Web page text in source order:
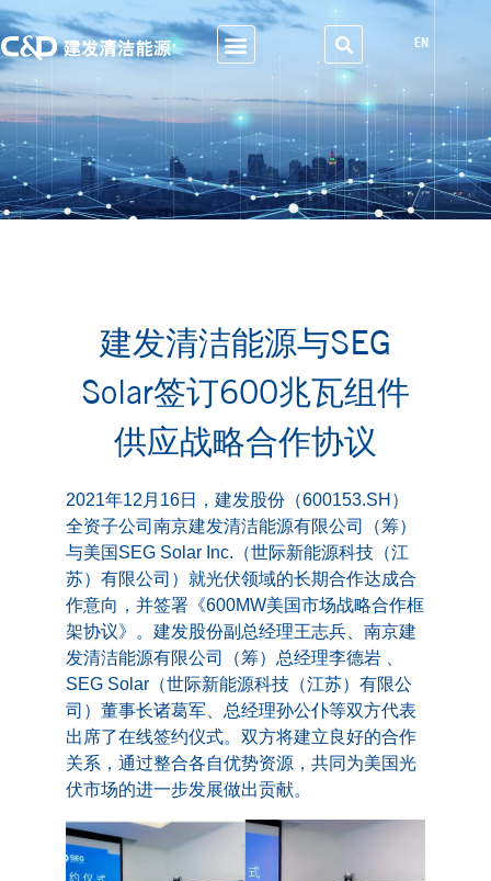
EN
建发清洁能源与SEG
Solar签订600兆瓦组件
供应战略合作协议
2021年12月16日，建发股份（600153.SH）
全资子公司南京建发清洁能源有限公司（筹）
与美国SEG Solar Inc.（世际新能源科技（江
苏）有限公司）就光伏领域的长期合作达成合
作意向，并签署《600MW美国市场战略合作框
架协议》。建发股份副总经理王志兵、南京建
发清洁能源有限公司（筹）总经理李德岩 、
SEG Solar（世际新能源科技（江苏）有限公
司）董事长诸葛军、总经理孙公仆等双方代表
出席了在线签约仪式。双方将建立良好的合作
关系，通过整合各自优势资源，共同为美国光
伏市场的进一步发展做出贡献。